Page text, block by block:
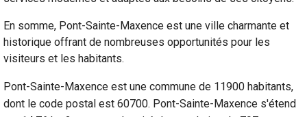
En somme, Pont-Sainte-Maxence est une ville charmante et
historique offrant de nombreuses opportunités pour les
visiteurs et les habitants.
Pont-Sainte-Maxence est une commune de 11900 habitants,
dont le code postal est 60700. Pont-Sainte-Maxence s'étend